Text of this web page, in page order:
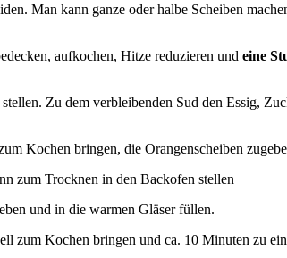
Man kann ganze oder halbe Scheiben
aufkochen, Hitze reduzieren und eine
Zu dem verbleibenden Sud den Essig,
Kochen bringen, die Orangenscheiben
zum Trocknen in den Backofen stellen
und in die warmen Gläser füllen.
zum Kochen bringen und ca. 10 Minuten zu